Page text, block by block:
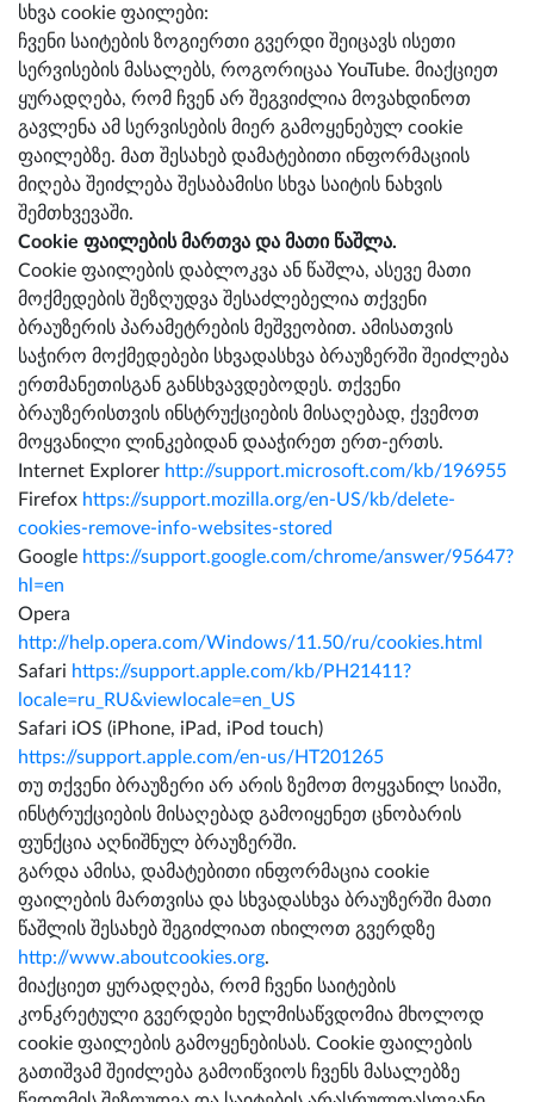
სხვა cookie ფაილები:
ჩვენი საიტების ზოგიერთი გვერდი შეიცავს ისეთი
სერვისების მასალებს, როგორიცაა YouTube. მიაქციეთ
ყურადღება, რომ ჩვენ არ შეგვიძლია მოვახდინოთ
გავლენა ამ სერვისების მიერ გამოყენებულ cookie
ფაილებზე. მათ შესახებ დამატებითი ინფორმაციის
მიღება შეიძლება შესაბამისი სხვა საიტის ნახვის
შემთხვევაში.
Cookie ფაილების მართვა და მათი წაშლა.
Cookie ფაილების დაბლოკვა ან წაშლა, ასევე მათი
მოქმედების შეზღუდვა შესაძლებელია თქვენი
ბრაუზერის პარამეტრების მეშვეობით. ამისათვის
საჭირო მოქმედებები სხვადასხვა ბრაუზერში შეიძლება
ერთმანეთისგან განსხვავდებოდეს. თქვენი
ბრაუზერისთვის ინსტრუქციების მისაღებად, ქვემოთ
მოყვანილი ლინკებიდან დააჭირეთ ერთ-ერთს.
Internet Explorer http://support.microsoft.com/kb/196955
Firefox https://support.mozilla.org/en-US/kb/delete-
cookies-remove-info-websites-stored
Google https://support.google.com/chrome/answer/95647?
hl=en
Opera
http://help.opera.com/Windows/11.50/ru/cookies.html
Safari https://support.apple.com/kb/PH21411?
locale=ru_RU&viewlocale=en_US
Safari iOS (iPhone, iPad, iPod touch)
https://support.apple.com/en-us/HT201265
თუ თქვენი ბრაუზერი არ არის ზემოთ მოყვანილ სიაში,
ინსტრუქციების მისაღებად გამოიყენეთ ცნობარის
ფუნქცია აღნიშნულ ბრაუზერში.
გარდა ამისა, დამატებითი ინფორმაცია cookie
ფაილების მართვისა და სხვადასხვა ბრაუზერში მათი
წაშლის შესახებ შეგიძლიათ იხილოთ გვერდზე
http://www.aboutcookies.org.
მიაქციეთ ყურადღება, რომ ჩვენი საიტების
კონკრეტული გვერდები ხელმისაწვდომია მხოლოდ
cookie ფაილების გამოყენებისას. Cookie ფაილების
გათიშვამ შეიძლება გამოიწვიოს ჩვენს მასალებზე